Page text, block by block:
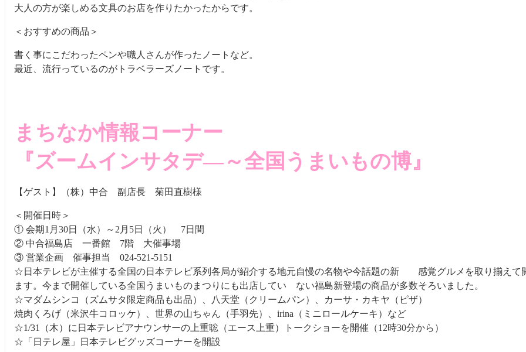
大人の方が楽しめる文具のお店を作りたかったからです。
＜おすすめの商品＞
書く事にこだわったペンや職人さんが作ったノートなど。
最近、流行っているのがトラベラーズノートです。
まちなか情報コーナー
『ズームインサタデ―～全国うまいもの博』
【ゲスト】（株）中合 副店長 菊田直樹様
＜開催日時＞
① 会期1月30日（水）～2月5日（火） 7日間
② 中合福島店 一番館 7階 大催事場
③ 営業企画 催事担当 024-521-5151
☆日本テレビが主催する全国の日本テレビ系列各局が紹介する地元自慢の名物や今話題の新 感覚グルメを取り揃えて
ます。今まで開催している全国うまいものまつりにも出店してい ない福島新登場の商品が多数そろいました。
☆マダムシンコ（ズムサタ限定商品も出品）、八天堂（クリームパン）、カーサ・カキヤ（ピザ）
焼肉くろげ（米沢牛コロッケ）、世界の山ちゃん（手羽先）、irina（ミニロールケーキ）など
☆1/31（木）に日本テレビアナウンサーの上重聡（エース上重）トークショーを開催（12時30分から）
☆「日テレ屋」日本テレビグッズコーナーを開設